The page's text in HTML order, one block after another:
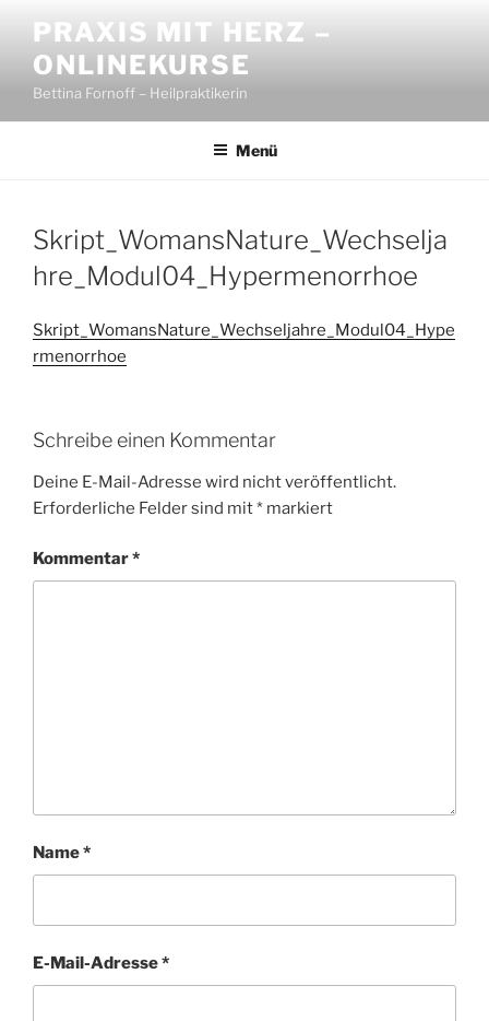
Inhalt
springen
PRAXIS MIT HERZ –
ONLINEKURSE
Bettina Fornoff – Heilpraktikerin
Menü
Skript_WomansNature_Wechselja
hre_Modul04_Hypermenorrhoe
Skript_WomansNature_Wechseljahre_Modul04_Hype
rmenorrhoe
Schreibe einen Kommentar
Deine E-Mail-Adresse wird nicht veröffentlicht.
Erforderliche Felder sind mit* markiert
Kommentar*
Name*
E-Mail-Adresse*